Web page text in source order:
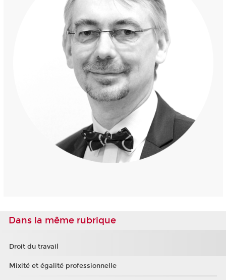
Dans la même rubrique
Droit du travail
Mixité et égalité professionnelle